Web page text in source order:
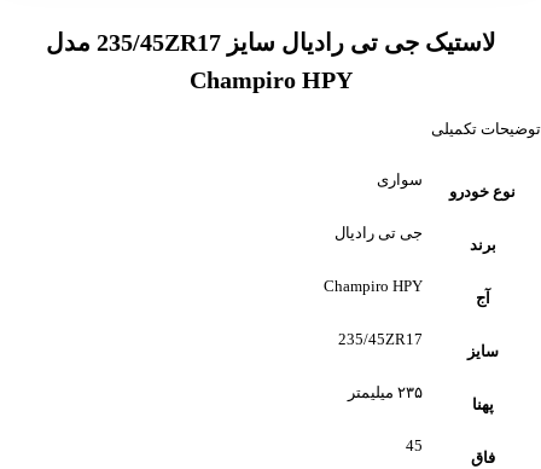
لاستیک جی تی رادیال سایز 235/45ZR17 مدل
Champiro HPY
توضیحات تکمیلی
نوع خودرو
سواری
برند
جی تی رادیال
آج
Champiro HPY
سایز
235/45ZR17
پهنا
۲۳۵ میلیمتر
فاق
45